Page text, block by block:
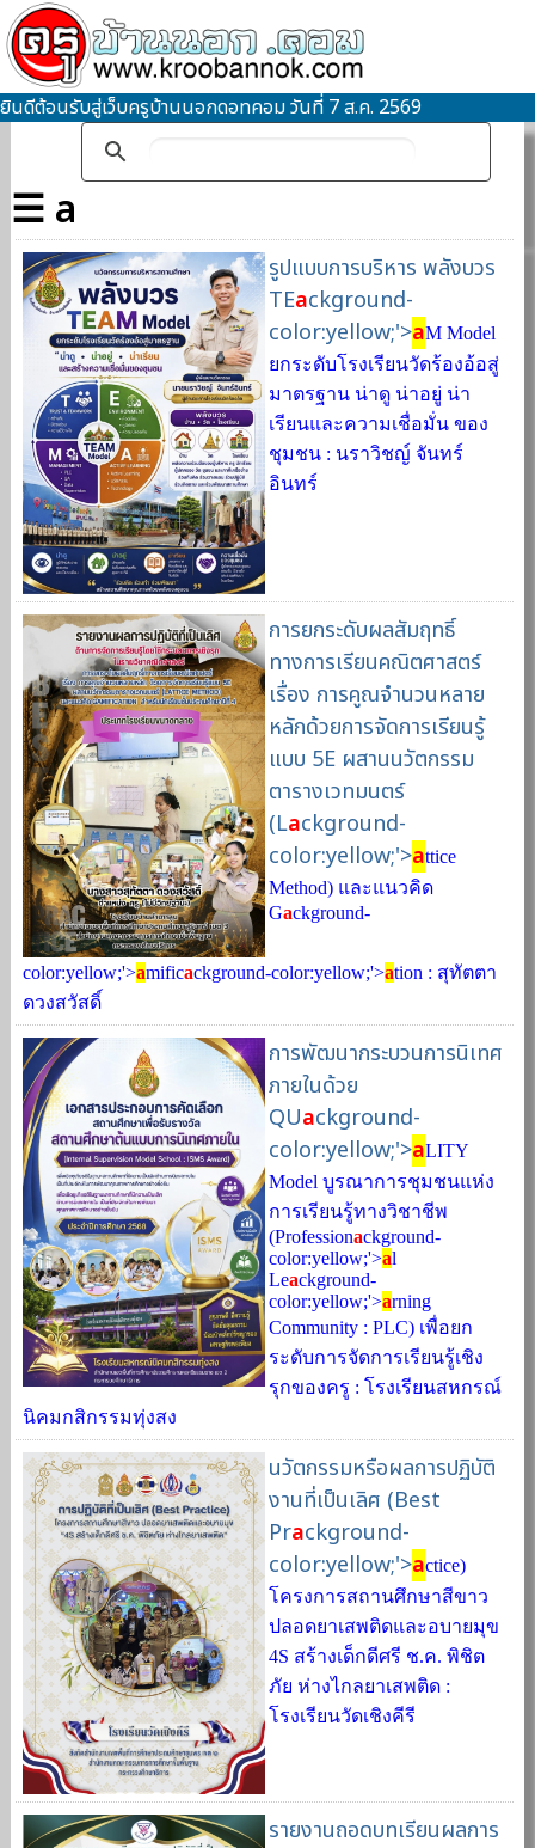
ยินดีต้อนรับสู่เว็บครูบ้านนอกดอทคอม วันที่ 7 ส.ค. 2569
☰ a
รูปแบบการบริหาร พลังบวร
TEackground-
color:yellow;'>aM Model
ยกระดับโรงเรียนวัดร้องอ้อสู่
มาตรฐาน น่าดู น่าอยู่ น่า
เรียนและความเชื่อมั่น ของ
ชุมชน : นราวิชญ์ จันทร์
อินทร์
การยกระดับผลสัมฤทธิ์
ทางการเรียนคณิตศาสตร์
เรื่อง การคูณจำนวนหลาย
หลักด้วยการจัดการเรียนรู้
แบบ 5E ผสานนวัตกรรม
ตารางเวทมนตร์
(Lackground-
color:yellow;'>attice
Method) และแนวคิด
Gackground-
color:yellow;'>amificackground-color:yellow;'>ation : สุทัตตา
ดวงสวัสดิ์
การพัฒนากระบวนการนิเทศ
ภายในด้วย
QUackground-
color:yellow;'>aLITY
Model บูรณาการชุมชนแห่ง
การเรียนรู้ทางวิชาชีพ
(Professionackground-
color:yellow;'>al
Leackground-
color:yellow;'>arning
Community : PLC) เพื่อยก
ระดับการจัดการเรียนรู้เชิง
รุกของครู : โรงเรียนสหกรณ์
นิคมกสิกรรมทุ่งสง
นวัตกรรมหรือผลการปฏิบัติ
งานที่เป็นเลิศ (Best
Prackground-
color:yellow;'>actice)
โครงการสถานศึกษาสีขาว
ปลอดยาเสพติดและอบายมุข
4S สร้างเด็กดีศรี ช.ค. พิชิต
ภัย ห่างไกลยาเสพติด :
โรงเรียนวัดเชิงคีรี
รายงานถอดบทเรียนผลการ